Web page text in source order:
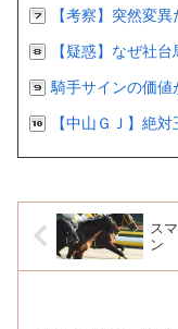
【考察】突然変
【疑惑】なぜ社
騎手サインの価値
【中山ＧＪ】絶
ス
ン